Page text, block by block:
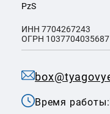
Время работы:
PzS
ИНН 7704267243
ОГРН 1037704035687